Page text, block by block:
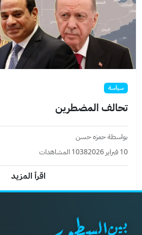
سياسة
تحالف المضطرين
بواسطة حمزه حسن
10 فبراير 2026
1038 المشاهدات
اقرأ المزيد